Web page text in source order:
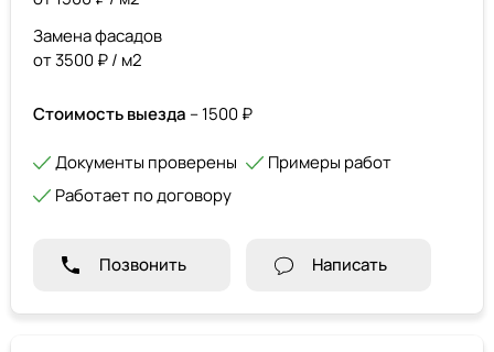
Замена фасадов
от 3500 ₽ / м2
Стоимость выезда – 1500 ₽
Документы проверены
Примеры работ
Работает по договору
Позвонить Написать